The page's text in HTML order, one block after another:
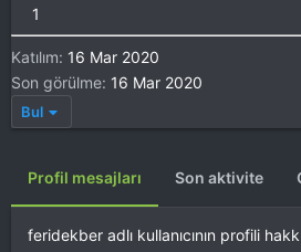
1
Katılım 16 Mar 2020
Son görülme 16 Mar 2020
Bul
Profil mesajları Son aktivite
feridekber adlı kullanıcının profili